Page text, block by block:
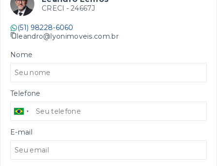
CRECI - 24667J
(51) 98228-6060
leandro@lyonimoveis.com.br
Nome
Telefone
E-mail